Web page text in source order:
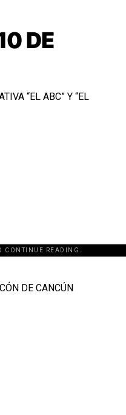
DE
“EL ABC” Y “EL
CONTINUE READING.
DE CANCÚN